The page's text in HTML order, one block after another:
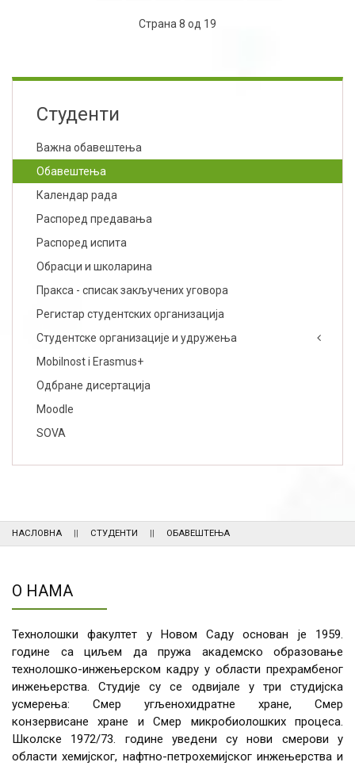
Страна 8 од 19
Студенти
Важна обавештења
Обавештења
Календар рада
Распоред предавања
Распоред испита
Обрасци и школарина
Пракса - списак закључених уговора
Регистар студентских организација
Студентске организације и удружења
Mobilnost i Erasmus+
Одбране дисертација
Moodle
SOVA
НАСЛОВНА СТУДЕНТИ ОБАВЕШТЕЊА
О НАМА
Технолошки факултет у Новом Саду основан је 1959.
године са циљем да пружа академско образовање
технолошко-инжењерском кадру у области прехрамбеног
инжењерства. Студије су се одвијале у три студијска
усмерења: Смер угљенохидратне хране, Смер
конзервисане хране и Смер микробиолошких процеса.
Школске 1972/73. године уведени су нови смерови у
области хемијског, нафтно-петрохемијског инжењерства и